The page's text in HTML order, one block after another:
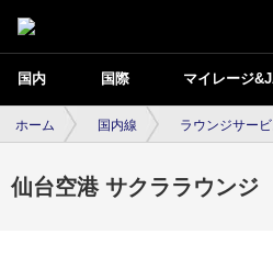
国内 国際 マイレージ
ホーム 国内線 ラウンジサー
仙台空港 サクララウンジ